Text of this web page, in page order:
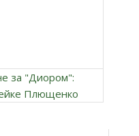
за "Диором":
Плющенко